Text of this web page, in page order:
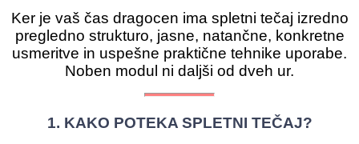
Ker je vaš čas dragocen ima spletni tečaj izredno
pregledno strukturo, jasne, natančne, konkretne
usmeritve in uspešne praktične tehnike uporabe.
Noben modul ni daljši od dveh ur.
1. KAKO POTEKA SPLETNI TEČAJ?